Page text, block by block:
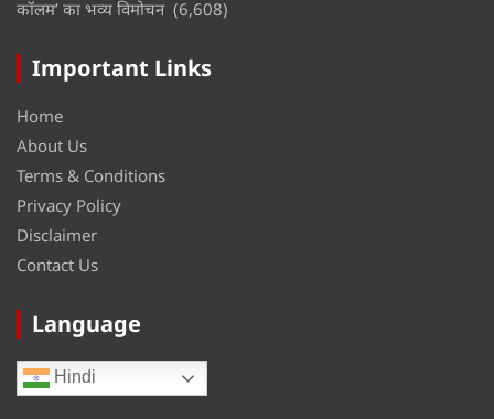
कॉलम’ का भव्य विमोचन (6,608)
Important Links
Home
About Us
Terms & Conditions
Privacy Policy
Disclaimer
Contact Us
Language
Hindi